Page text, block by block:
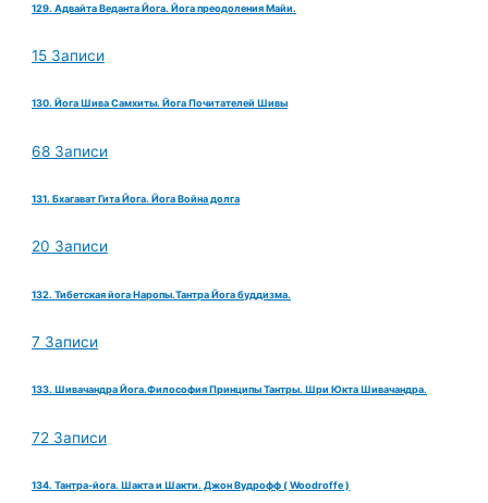
129. Адвайта Веданта Йога. Йога преодоления Майи.
15 Записи
130. Йога Шива Самхиты. Йога Почитателей Шивы
68 Записи
131. Бхагават Гита Йога. Йога Война долга
20 Записи
132. Тибетская йога Наропы.Тантра Йога буддизма.
7 Записи
133. Шивачандра Йога.Философия Принципы Тантры. Шри Юкта Шивачандра.
72 Записи
134. Тантра-йога. Шакта и Шакти. Джон Вудрофф ( Woodroffe )